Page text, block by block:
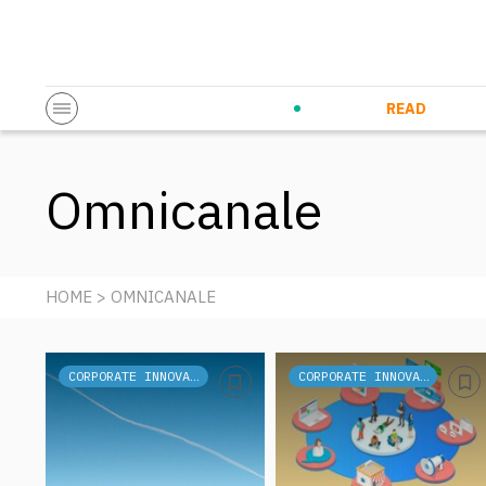
READ
Omnicanale
HOME > OMNICANALE
CORPORATE INNOVATION CORPORATE INNOVATION